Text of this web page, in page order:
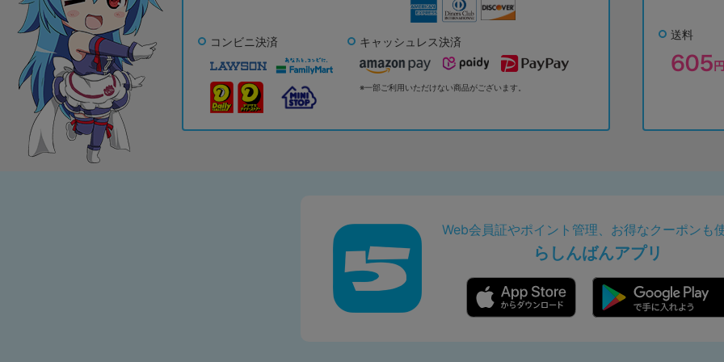
コンビニ決済 キャッシュレス決済
※一部ご利用いただけない商品がございます。
送料
Web会員証やポイント管理、お得なクーポンも
らしんばんアプリ